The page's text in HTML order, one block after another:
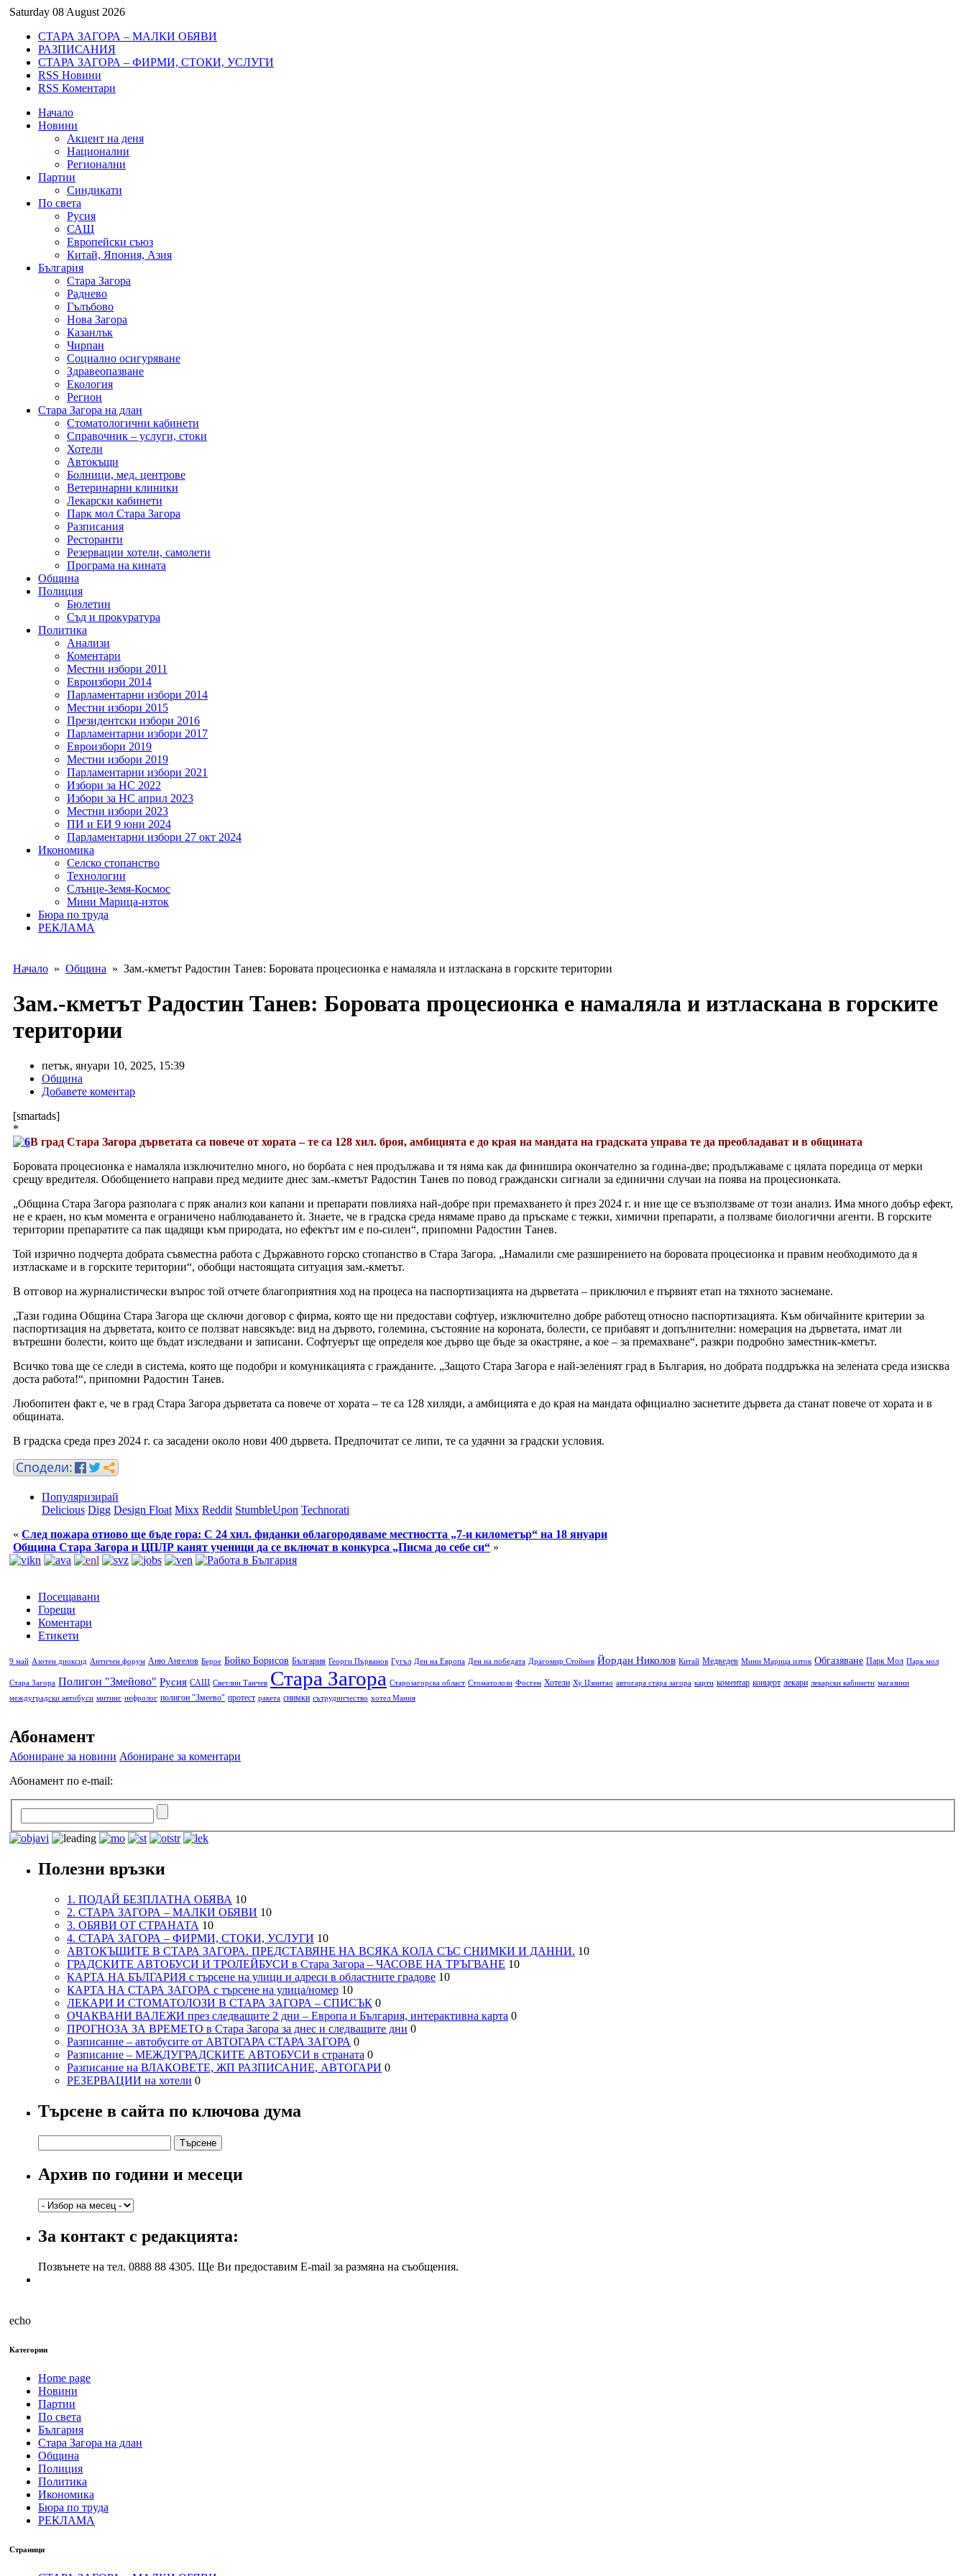
Saturday 08 August 2026
СТАРА ЗАГОРА – МАЛКИ ОБЯВИ
РАЗПИСАНИЯ
СТАРА ЗАГОРА – ФИРМИ, СТОКИ, УСЛУГИ
RSS Новини
RSS Коментари
Начало
Новини
Акцент на деня
Национални
Регионални
Партии
Синдикати
По света
Русия
САЩ
Европейски съюз
Китай, Япония, Азия
България
Стара Загора
Раднево
Гълъбово
Нова Загора
Казанлък
Чирпан
Социално осигуряване
Здравеопазване
Екология
Регион
Стара Загора на длан
Стоматологични кабинети
Справочник – услуги, стоки
Хотели
Автокъщи
Болници, мед. центрове
Ветеринарни клиники
Лекарски кабинети
Парк мол Стара Загора
Разписания
Ресторанти
Резервации хотели, самолети
Програма на кината
Община
Полиция
Бюлетин
Съд и прокуратура
Политика
Анализи
Коментари
Местни избори 2011
Евроизбори 2014
Парламентарни избори 2014
Местни избори 2015
Президентски избори 2016
Парламентарни избори 2017
Евроизбори 2019
Местни избори 2019
Парламентарни избори 2021
Избори за НС 2022
Избори за НС април 2023
Местни избори 2023
ПИ и ЕИ 9 юни 2024
Парламентарни избори 27 окт 2024
Икономика
Селско стопанство
Технологии
Слънце-Земя-Космос
Мини Марица-изток
Бюра по труда
РЕКЛАМА
Начало » Община » Зам.-кметът Радостин Танев: Боровата процесионка е намаляла и изтласкана в горските територии
Зам.-кметът Радостин Танев: Боровата процесионка е намаляла и изтласкана в горските
територии
петък, януари 10, 2025, 15:39
Община
Добавете коментар
[smartads]
*
В град Стара Загора дърветата са повече от хората – те са 128 хил. броя, амбицията е до края на мандата на градската управа те да преобладават и в общината
Боровата процесионка е намаляла изключително много, но борбата с нея продължава и тя няма как да финишира окончателно за година-две; продължаваме с цялата поредица от мерки
срещу вредителя. Обобщението направи пред медиите днес зам.-кметът Радостин Танев по повод граждански сигнали за единични случаи на поява на процесионката.
„Община Стара Загора разполага с пряк анализ кои капани и препарати повлияха най-добре при премахването ѝ през 2024 г. и ние ще се възползваме от този анализ. Има много добър ефект,
не е краен, но към момента е ограничено наблюдаването ѝ. Знаете, че в градска среда нямаме право да пръскаме с тежки, химични препарати, а ползваме биологични агенти. В горските
територии препаратите са пак щадящи към природата, но ефектът им е по-силен“, припомни Радостин Танев.
Той изрично подчерта добрата съвместна работа с Държавното горско стопанство в Стара Загора. „Намалили сме разширението на боровата процесионка и правим необходимото да я
изтласкаме и в горските територии“, обобщи настоящата ситуация зам.-кметът.
В отговор на журналистически въпрос той отчете благоприятния ход на процеса на паспортизацията на дърветата – приключил е първият етап на тяхното заснемане.
„Тази година Община Стара Загора ще сключи договор с фирма, която ще ни предостави софтуер, изключително добре работещ относно паспортизацията. Към обичайните критерии за
паспортизация на дърветата, които се ползват навсякъде: вид на дървото, големина, състояние на короната, болести, се прибавят и допълнителни: номерация на дърветата, имат ли
вътрешни болести, които ще бъдат изследвани и записани. Софтуерът ще определя кое дърво ще бъде за окастряне, а кое – за премахване“, разкри подробно заместник-кметът.
Всичко това ще се следи в система, която ще подобри и комуникацията с гражданите. „Защото Стара Загора е най-зеленият град в България, но добрата поддръжка на зелената среда изисква
доста работа!“, припомни Радостин Танев.
Любопитен факт е, че в град Стара Загора дърветата са повече от хората – те са 128 хиляди, а амбицията е до края на мандата официално заснетите дървета да станат повече от хората и в
общината.
В градска среда през 2024 г. са засадени около нови 400 дървета. Предпочитат се липи, те са удачни за градски условия.
Популяризирай
Delicious Digg Design Float Mixx Reddit StumbleUpon Technorati
« След пожара отново ще бъде гора: С 24 хил. фиданки облагородяваме местността „7-и километър“ на 18 януари
Община Стара Загора и ЦПЛР канят ученици да се включат в конкурса „Писма до себе си“ »
Посещавани
Горещи
Коментари
Етикети
9 май Азотен диоксид Античен форум Аню Ангелов Берое Бойко Борисов България Георги Първанов Гугъл Ден на Европа Ден на победата Драгомир Стойнев Йордан Николов Китай Медведев Мини Марица изток Обгазяване Парк Мол Парк мол
Стара Загора Полигон "Змейово" Русия САЩ Светлин Танчев Стара Загора Старозагорска област Стоматолози Фосген Хотели Ху Цзинтао автогара стара загора карти коментар концерт лекари лекарски кабинети магазини
междуградски автобуси митинг нефролог полигон "Змеево" протест ракета снимки сътрудничество хотел Мания
Абонамент
Абониране за новини Абониране за коментари
Абонамент по e-mail:
Полезни връзки
1. ПОДАЙ БЕЗПЛАТНА ОБЯВА 10
2. СТАРА ЗАГОРА – МАЛКИ ОБЯВИ 10
3. ОБЯВИ ОТ СТРАНАТА 10
4. СТАРА ЗАГОРА – ФИРМИ, СТОКИ, УСЛУГИ 10
АВТОКЪЩИТЕ В СТАРА ЗАГОРА. ПРЕДСТАВЯНЕ НА ВСЯКА КОЛА СЪС СНИМКИ И ДАННИ. 10
ГРАДСКИТЕ АВТОБУСИ И ТРОЛЕЙБУСИ в Стара Загора – ЧАСОВЕ НА ТРЪГВАНЕ 10
КАРТА НА БЪЛГАРИЯ с търсене на улици и адреси в областните градове 10
КАРТА НА СТАРА ЗАГОРА с търсене на улица/номер 10
ЛЕКАРИ И СТОМАТОЛОЗИ В СТАРА ЗАГОРА – СПИСЪК 0
ОЧАКВАНИ ВАЛЕЖИ през следващите 2 дни – Европа и България, интерактивна карта 0
ПРОГНОЗА ЗА ВРЕМЕТО в Стара Загора за днес и следващите дни 0
Разписание – автобусите от АВТОГАРА СТАРА ЗАГОРА 0
Разписание – МЕЖДУГРАДСКИТЕ АВТОБУСИ в страната 0
Разписание на ВЛАКОВЕТЕ, ЖП РАЗПИСАНИЕ, АВТОГАРИ 0
РЕЗЕРВАЦИИ на хотели 0
Търсене в сайта по ключова дума
за:
Архив по години и месеци
Архив
години
и
За контакт с редакцията:
Позвънете на тел. 0888 88 4305. Ще Ви предоставим E-mail за размяна на съобщения.
echo
Категории
Home page
Новини
Партии
По света
България
Стара Загора на длан
Община
Полиция
Политика
Икономика
Бюра по труда
РЕКЛАМА
Страници